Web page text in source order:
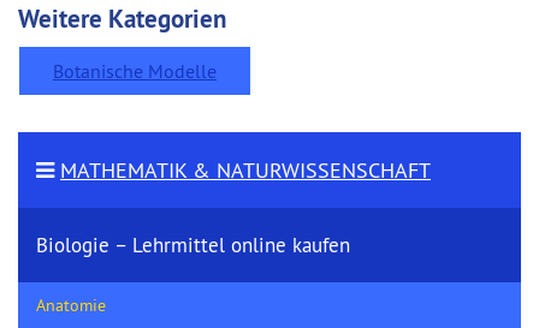
Weitere Kategorien
Botanische Modelle
MATHEMATIK & NATURWISSENSCHAFT
Biologie – Lehrmittel online kaufen
Anatomie